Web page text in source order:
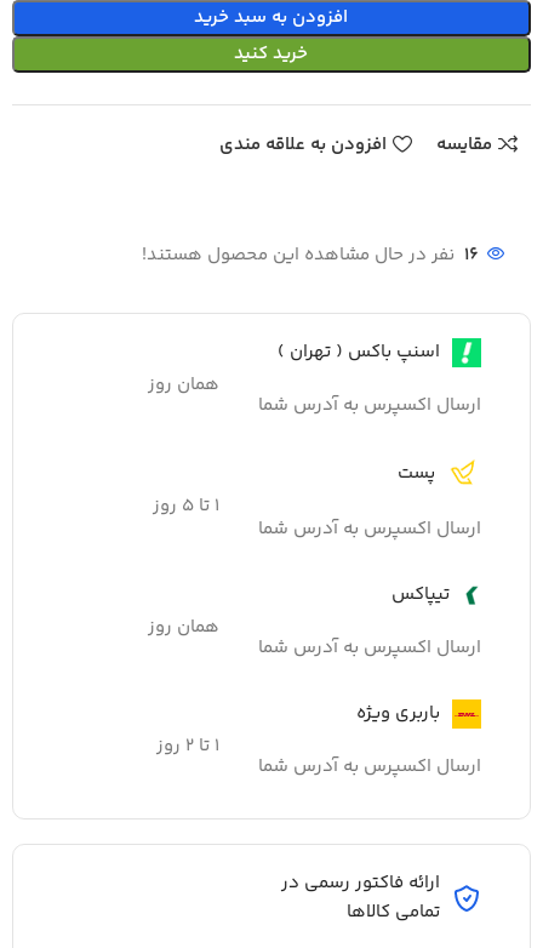
افزودن به سبد خرید
خرید کنید
مقایسه افزودن به علاقه مندی
16 نفر در حال مشاهده این محصول هستند!
اسنپ باکس ( تهران )
ارسال اکسپرس به آدرس شما
همان روز
پست
ارسال اکسپرس به آدرس شما
۱ تا ۵ روز
تیپاکس
ارسال اکسپرس به آدرس شما
همان روز
باربری ویژه
ارسال اکسپرس به آدرس شما
۱ تا ۲ روز
ارائه فاکتور رسمی در
تمامی کالاها